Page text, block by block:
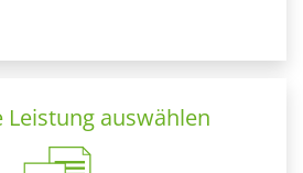
Leistung auswählen